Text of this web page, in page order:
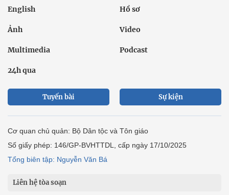
English Hồ sơ
Ảnh Video
Multimedia Podcast
24h qua
Tuyến bài Sự kiện
Cơ quan chủ quản: Bộ Dân tộc và Tôn giáo
Số giấy phép: 146/GP-BVHTTDL, cấp ngày 17/10/2025
Tổng biên tập: Nguyễn Văn Bá
Liên hệ tòa soạn